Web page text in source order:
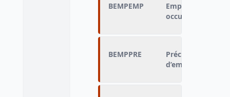
BEMPEMP
Empêché de
occupe beaucoup
BEMPPRE
Précision en clair
d’empêchement